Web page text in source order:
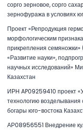
сорго зерновое, сорго
зернофуража в условиях
Проект «Репродукция
морфологическим
прикрепления
«Развитие науки»,
научных исследований»
Казахстан
ИРН AP09259410 проект
технологию возделывания
богары юго-востока
АР08956551 Внедрение